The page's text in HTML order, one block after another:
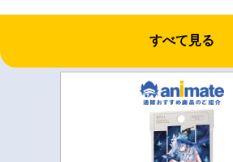
すべて見る